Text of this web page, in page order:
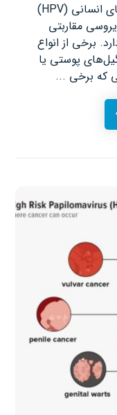
انواع HPV: مقدمه ویروس پاپیلومای انسانی (HPV)
مقاربتی
مختلف دارد. برخی از انواع
پوستی یا
که برخی ...